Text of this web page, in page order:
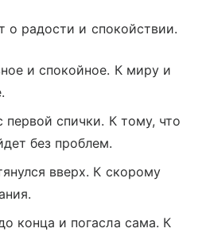
о радости и спокойствии.
и спокойное. К миру и
первой спички. К тому, что
без проблем.
вверх. К скорому
конца и погасла сама. К